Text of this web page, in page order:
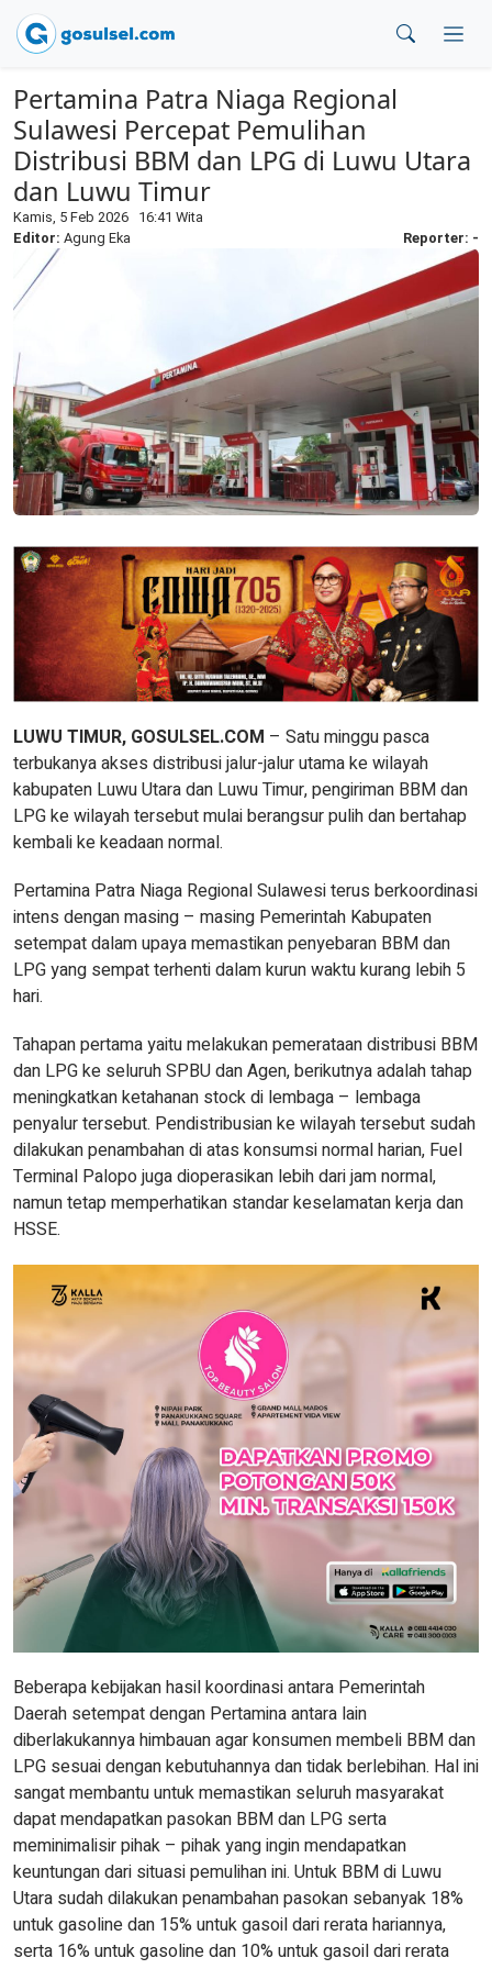
Pertamina Patra Niaga Regional
Sulawesi Percepat Pemulihan
Distribusi BBM dan LPG di Luwu Utara
dan Luwu Timur
Kamis, 5 Feb 2026 16:41 Wita
Editor: Agung Eka Reporter: -
LUWU TIMUR, GOSULSEL.COM – Satu minggu pasca
terbukanya akses distribusi jalur-jalur utama ke wilayah
kabupaten Luwu Utara dan Luwu Timur, pengiriman BBM dan
LPG ke wilayah tersebut mulai berangsur pulih dan bertahap
kembali ke keadaan normal.
Pertamina Patra Niaga Regional Sulawesi terus berkoordinasi
intens dengan masing – masing Pemerintah Kabupaten
setempat dalam upaya memastikan penyebaran BBM dan
LPG yang sempat terhenti dalam kurun waktu kurang lebih 5
hari.
Tahapan pertama yaitu melakukan pemerataan distribusi BBM
dan LPG ke seluruh SPBU dan Agen, berikutnya adalah tahap
meningkatkan ketahanan stock di lembaga – lembaga
penyalur tersebut. Pendistribusian ke wilayah tersebut sudah
dilakukan penambahan di atas konsumsi normal harian, Fuel
Terminal Palopo juga dioperasikan lebih dari jam normal,
namun tetap memperhatikan standar keselamatan kerja dan
HSSE.
Beberapa kebijakan hasil koordinasi antara Pemerintah
Daerah setempat dengan Pertamina antara lain
diberlakukannya himbauan agar konsumen membeli BBM dan
LPG sesuai dengan kebutuhannya dan tidak berlebihan. Hal ini
sangat membantu untuk memastikan seluruh masyarakat
dapat mendapatkan pasokan BBM dan LPG serta
meminimalisir pihak – pihak yang ingin mendapatkan
keuntungan dari situasi pemulihan ini. Untuk BBM di Luwu
Utara sudah dilakukan penambahan pasokan sebanyak 18%
untuk gasoline dan 15% untuk gasoil dari rerata hariannya,
serta 16% untuk gasoline dan 10% untuk gasoil dari rerata